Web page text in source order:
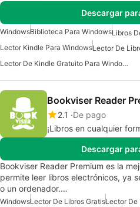
Descargar
WindowsBiblioteca Para WindowsLibros
Lector Kindle Para Windows
Lector De Kindle Gratuito Para Windows
Bookviser Reader
2.1
De pago
¡Libros en cualquier
Descargar
Bookviser Reader Premium es la
permite leer libros electrónicos, ya
o un ordenador.…
WindowsLector De Libros GratisLector De